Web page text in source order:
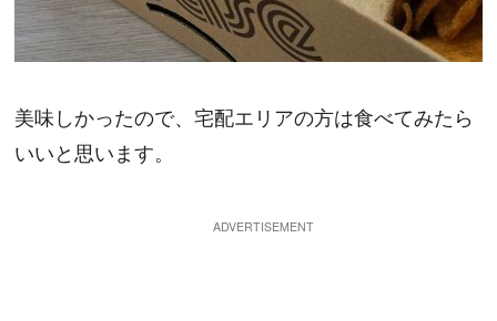
美味しかったので、宅配エリアの方は食べてみたら
いいと思います。